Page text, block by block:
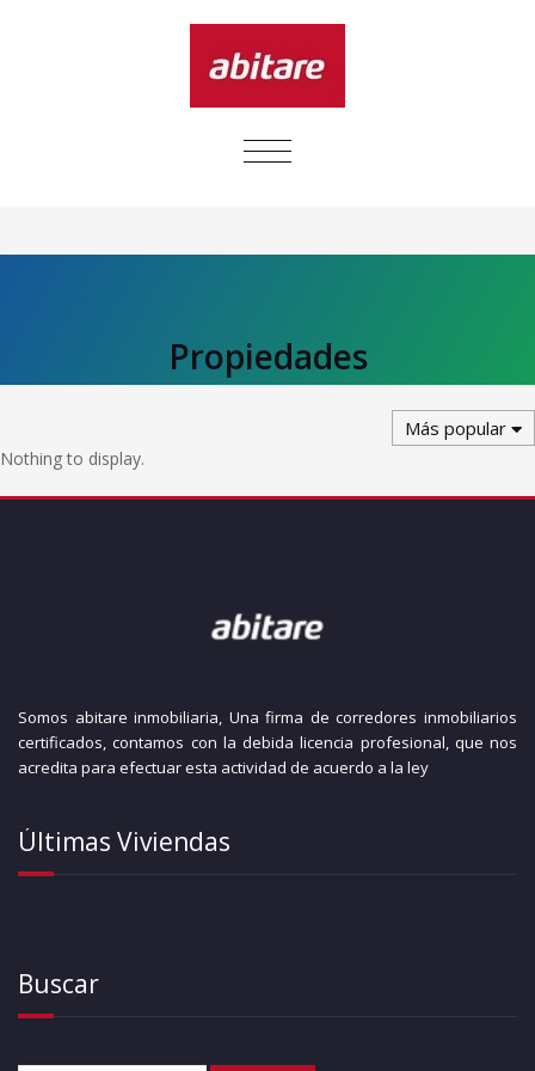
CAMBIAR
Propiedades
Más popular
Nothing to display.
Somos abitare inmobiliaria, Una firma de corredores inmobiliarios
certificados, contamos con la debida licencia profesional, que nos
acredita para efectuar esta actividad de acuerdo a la ley
Últimas Viviendas
Buscar